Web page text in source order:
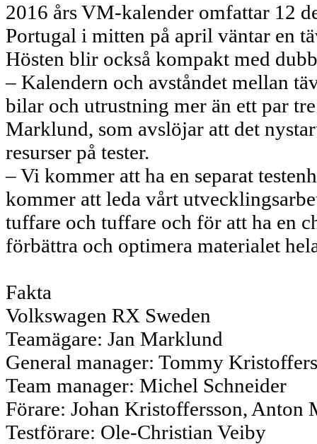
2016 års VM-kalender omfattar 12
Portugal i mitten på april väntar en
Hösten blir också kompakt med
– Kalendern och avståndet mellan
bilar och utrustning mer än ett par
Marklund, som avslöjar att det
resurser på tester.
– Vi kommer att ha en separat
kommer att leda vårt
tuffare och tuffare och för att ha en
förbättra och optimera materialet
Fakta
Volkswagen RX Sweden
Teamägare: Jan Marklund
General manager: Tommy
Team manager: Michel Schneider
Förare: Johan Kristoffersson, Anton
Testförare: Ole-Christian Veiby